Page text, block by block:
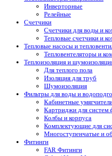
Инверторные
Релейные
Счетчики
Счетчики для воды и
Тепловые счетчики и
Тепловые насосы и
Тепловентеляторы и
Теплоизоляция и
Для теплого пола
Изоляция для труб
Шумоизоляция
Фильтры для воды и
Кабинетные
Картриджи для систем
Колбы и корпуса
Комплектующие для
Многоступенчатые и
Фитинги
FAR Фитинги